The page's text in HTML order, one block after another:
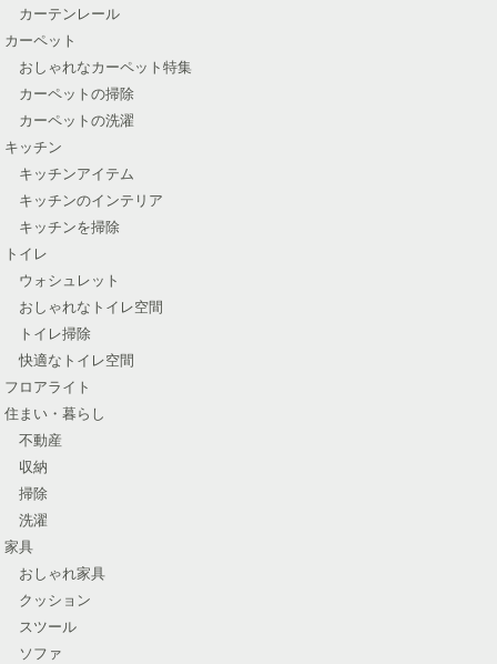
カーテンレール
カーペット
おしゃれなカーペット特集
カーペットの掃除
カーペットの洗濯
キッチン
キッチンアイテム
キッチンのインテリア
キッチンを掃除
トイレ
ウォシュレット
おしゃれなトイレ空間
トイレ掃除
快適なトイレ空間
フロアライト
住まい・暮らし
不動産
収納
掃除
洗濯
家具
おしゃれ家具
クッション
スツール
ソファ